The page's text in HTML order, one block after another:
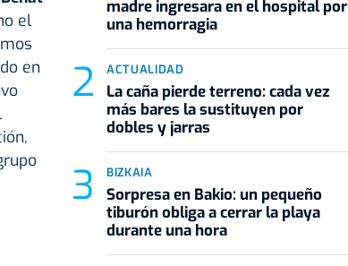
el
en
madre ingresara en el hospital por
una hemorragia
ACTUALIDAD
La caña pierde terreno: cada vez
más bares la sustituyen por
dobles y jarras
BIZKAIA
Sorpresa en Bakio: un pequeño
tiburón obliga a cerrar la playa
durante una hora